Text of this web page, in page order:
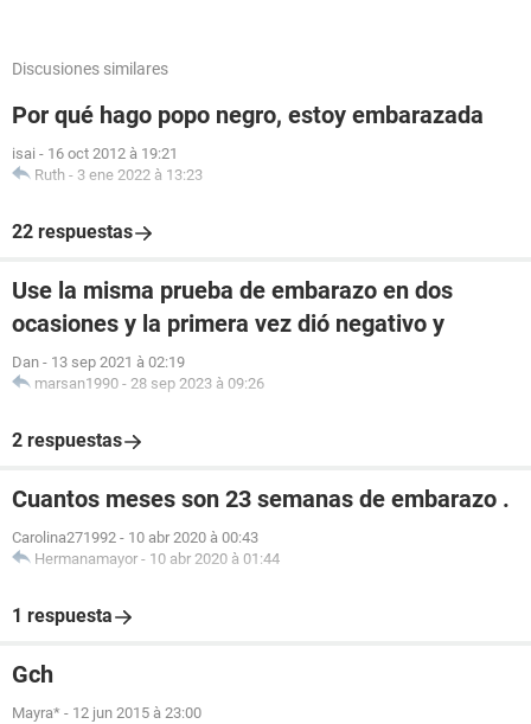
Discusiones similares
Por qué hago popo negro, estoy embarazada
isai - 16 oct 2012 à 19:21
Ruth - 3 ene 2022 à 13:23
22 respuestas
Use la misma prueba de embarazo en dos
ocasiones y la primera vez dió negativo y
Dan - 13 sep 2021 à 02:19
marsan1990 - 28 sep 2023 à 09:26
2 respuestas
Cuantos meses son 23 semanas de embarazo .
Carolina271992 - 10 abr 2020 à 00:43
Hermanamayor - 10 abr 2020 à 01:44
1 respuesta
Gch
Mayra* - 12 jun 2015 à 23:00